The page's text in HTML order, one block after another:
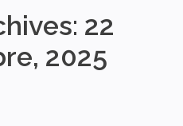
22
2025